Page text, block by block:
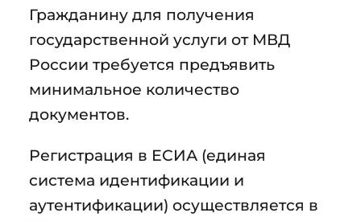
Гражданину для получения
государственной услуги от МВД
России требуется предъявить
минимальное количество
документов.
Регистрация в ЕСИА (единая
система идентификации и
аутентификации) осуществляется в